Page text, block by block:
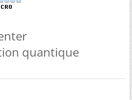
quantique